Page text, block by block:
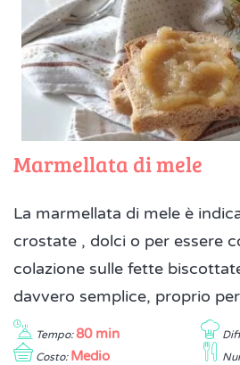
Marmellata di mele
La marmellata di mele è
crostate , dolci o per essere
colazione sulle fette
davvero semplice, proprio
Tempo: 80 min
Costo: Medio